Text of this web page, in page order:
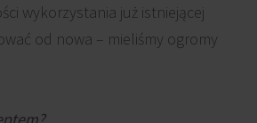
wykorzystania już istniejącej
od nowa – mieliśmy ogromy